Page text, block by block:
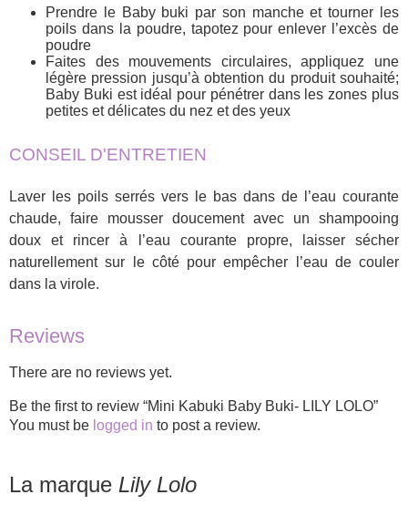
Prendre le Baby buki par son manche et tourner les
poils dans la poudre, tapotez pour enlever l’excès de
poudre
Faites des mouvements circulaires, appliquez une
légère pression jusqu’à obtention du produit souhaité;
Baby Buki est idéal pour pénétrer dans les zones plus
petites et délicates du nez et des yeux
CONSEIL D'ENTRETIEN
Laver les poils serrés vers le bas dans de l’eau courante
chaude, faire mousser doucement avec un shampooing
doux et rincer à l’eau courante propre, laisser sécher
naturellement sur le côté pour empêcher l’eau de couler
dans la virole.
Reviews
There are no reviews yet.
Be the first to review “Mini Kabuki Baby Buki- LILY LOLO”
You must be logged in to post a review.
La marque Lily Lolo